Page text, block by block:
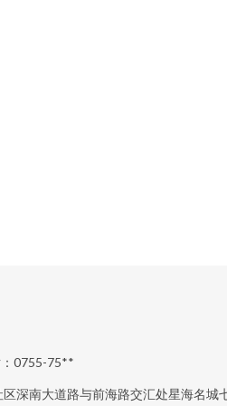
0755-75**
深南大道路与前海路交汇处星海名城